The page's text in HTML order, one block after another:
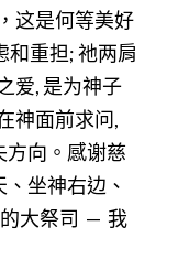
这是何等美好
和重担;祂两肩
爱, 是为神子
神面前求问,
方向。感谢慈
坐神右边、
大祭司
  —
我